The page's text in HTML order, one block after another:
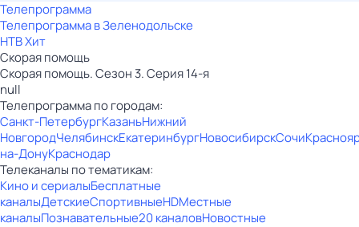
Телепрограмма
Телепрограмма в Зеленодольске
НТВ Хит
Скорая помощь
Скорая помощь. Сезон 3. Серия 14-я
null
Телепрограмма по городам:
Санкт-ПетербургКазаньНижний
НовгородЧелябинскЕкатеринбургНовосибирскСочи
на-ДонуКраснодар
Телеканалы по тематикам:
Кино и сериалыБесплатные
каналыДетскиеСпортивныеHDМестные
каналыПознавательные20 каналовНовостные